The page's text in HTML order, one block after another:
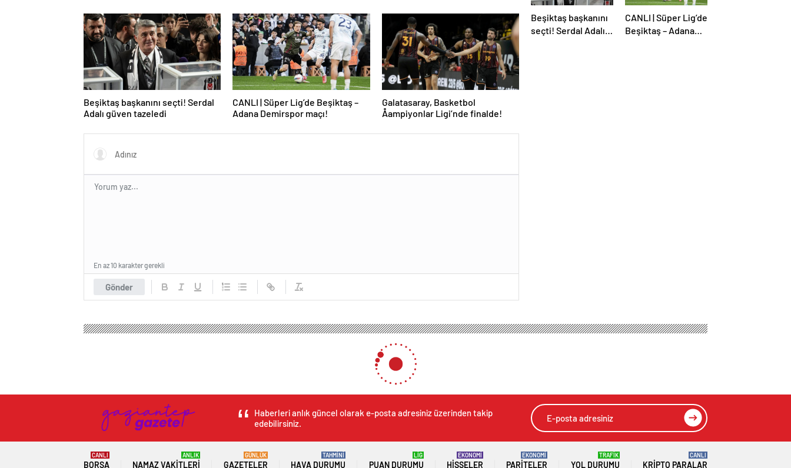
Beşiktaş başkanını seçti! Serdal
Adalı güven tazeledi
CANLI | Süper Lig’de Beşiktaş –
Adana Demirspor maçı!
Galatasaray, Basketbol
Åampiyonlar Ligi’nde finalde!
Gönder
En az 10 karakter gerekli
Beşiktaş başkanını
seçti! Serdal Adalı
CANLI | Süper Lig’de
Beşiktaş – Adana
Haberleri anlık güncel olarak e-posta adresiniz üzerinden takip
edebilirsiniz.
BORSA
CANLI
NAMAZ VAKITLERI
ANLIK
GAZETELER
GÜNLÜK
HAVA DURUMU
TAHMİNİ
PUAN DURUMU
LİG
HISSELER
EKONOMİ
PARITELER
EKONOMİ
YOL DURUMU
TRAFİK
KRIPTO PARALAR
CANLI